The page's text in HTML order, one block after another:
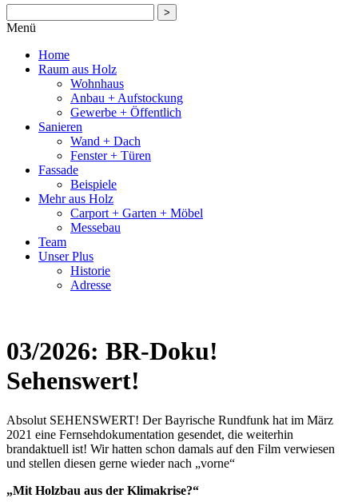
>
Menü
Home
Raum aus Holz
Wohnhaus
Anbau + Aufstockung
Gewerbe + Öffentlich
Sanieren
Wand + Dach
Fenster + Türen
Fassade
Beispiele
Mehr aus Holz
Carport + Garten + Möbel
Messebau
Team
Unser Plus
Historie
Adresse
03/2026: BR-Doku!
Sehenswert!
Absolut SEHENSWERT! Der Bayrische Rundfunk hat im März
2021 eine Fernsehdokumentation gesendet, die weiterhin
brandaktuell ist! Wir hatten schon damals auf den Film verwiesen
und stellen diesen gerne wieder nach „vorne“
„Mit Holzbau aus der Klimakrise?“